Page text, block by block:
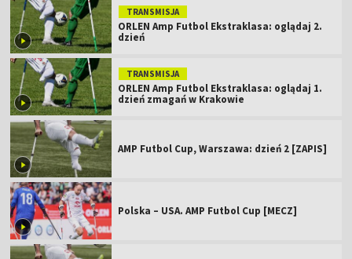
TRANSMISJA
ORLEN Amp Futbol Ekstraklasa: oglądaj 2.
dzień
TRANSMISJA
ORLEN Amp Futbol Ekstraklasa: oglądaj 1.
dzień zmagań w Krakowie
AMP Futbol Cup, Warszawa: dzień 2 [ZAPIS]
Polska – USA. AMP Futbol Cup [MECZ]